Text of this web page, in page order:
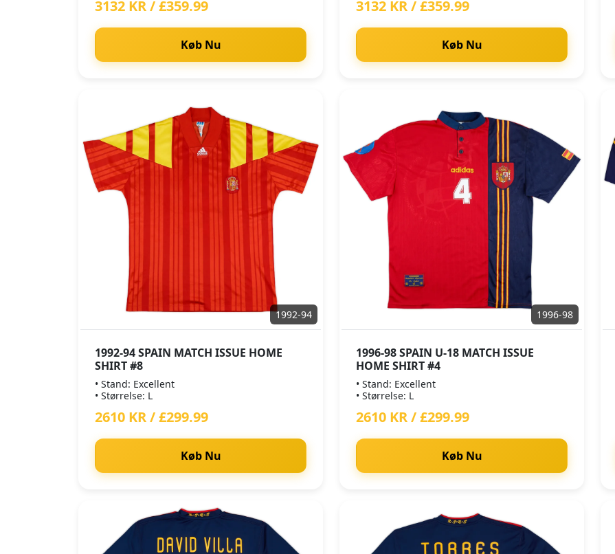
3132 KR / £359.99
Køb Nu
3132 KR / £359.99
Køb Nu
1992-94
1992-94 SPAIN MATCH ISSUE HOME
SHIRT #8
• Stand: Excellent
• Størrelse: L
2610 KR / £299.99
Køb Nu
1996-98
1996-98 SPAIN U-18 MATCH ISSUE
HOME SHIRT #4
• Stand: Excellent
• Størrelse: L
2610 KR / £299.99
Køb Nu